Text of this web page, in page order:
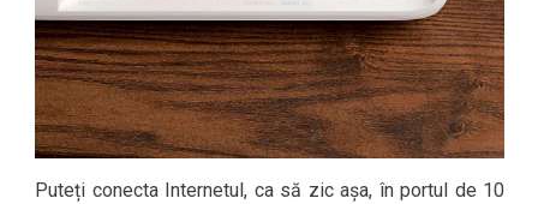
Puteți conecta Internetul, ca să zic așa, în portul de 10